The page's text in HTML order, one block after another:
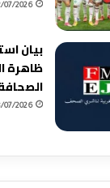
07/2026
بيان
ظاهرة
07/2026